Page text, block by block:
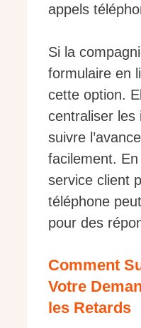
appels
Si la
formulaire en
cette option.
centraliser les
suivre
facilement.
service client
téléphone
pour des
Comment
Votre
les Retards